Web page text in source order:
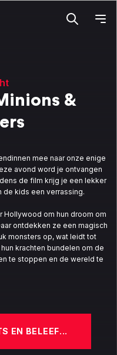
&
mee naar onze enige
avond word je ontvangen
de film krijg je een lekker
de kids een verrassing.
Hollywood om hun droom om
ontdekken ze een magisch
monsters op, wat leidt tot
krachten bundelen om de
te stoppen en de wereld te
EN BELEEF...